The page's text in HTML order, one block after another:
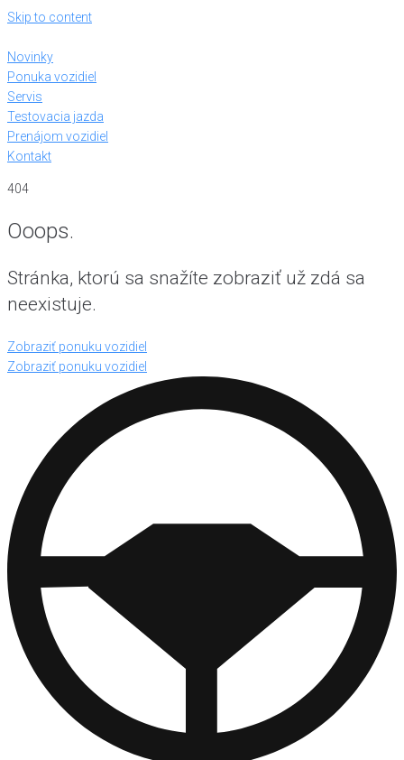
Skip to content
Novinky
Ponuka vozidiel
Servis
Testovacia jazda
Prenájom vozidiel
Kontakt
404
Ooops.
Stránka, ktorú sa snažíte zobraziť už zdá sa
neexistuje.
Zobraziť ponuku vozidiel
Zobraziť ponuku vozidiel